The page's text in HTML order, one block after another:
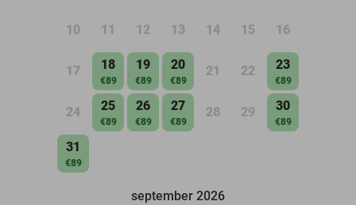
10 11 12 13 14 15 16
17 18
€89
19
€89
20
€89
21 22 23
€89
24 25
€89
26
€89
27
€89
28 29 30
€89
31
€89
september 2026